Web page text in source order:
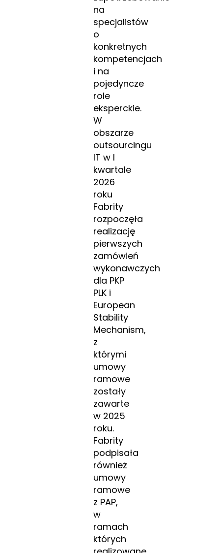
na
specjalistów
o
konkretnych
kompetencjach
i na
pojedyncze
role
eksperckie.
W
obszarze
outsourcingu
IT w I
kwartale
2026
roku
Fabrity
rozpoczęła
realizację
pierwszych
zamówień
wykonawczych
dla PKP
PLK i
European
Stability
Mechanism,
z
którymi
umowy
ramowe
zostały
zawarte
w 2025
roku.
Fabrity
podpisała
również
umowy
ramowe
z PAP,
w
ramach
których